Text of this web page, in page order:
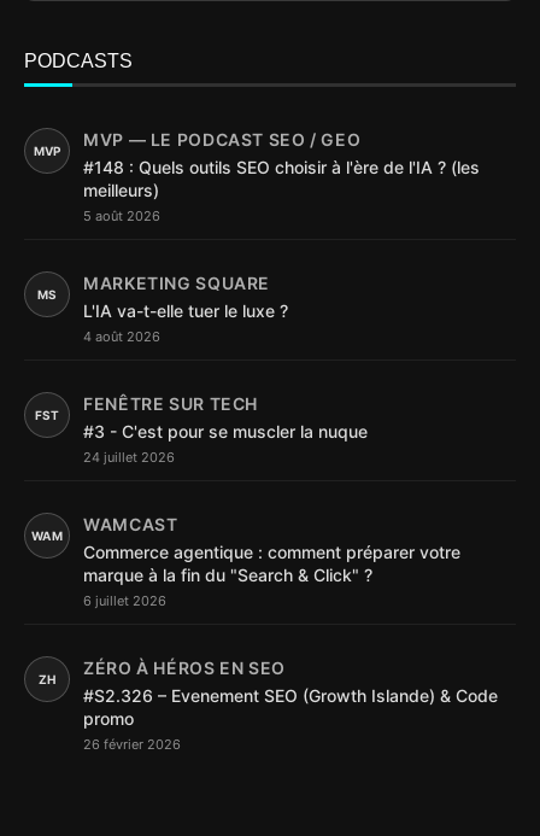
PODCASTS
MVP
MVP — LE PODCAST SEO / GEO
#148 : Quels outils SEO choisir à l'ère de l'IA ? (les
meilleurs)
5 août 2026
MS
MARKETING SQUARE
L'IA va-t-elle tuer le luxe ?
4 août 2026
FST
FENÊTRE SUR TECH
#3 - C'est pour se muscler la nuque
24 juillet 2026
WAM
WAMCAST
Commerce agentique : comment préparer votre
marque à la fin du "Search & Click" ?
6 juillet 2026
ZH
ZÉRO À HÉROS EN SEO
#S2.326 – Evenement SEO (Growth Islande) & Code
promo
26 février 2026